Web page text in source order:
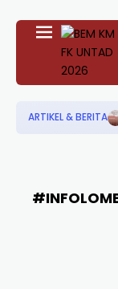
ARTIKEL & BERITA